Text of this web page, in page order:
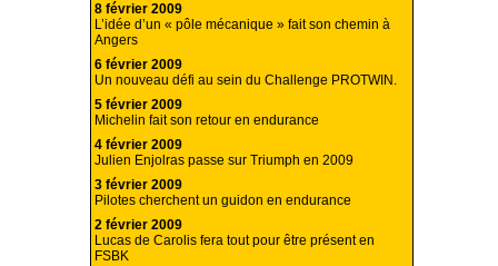
8 février 2009
L’idée d’un « pôle mécanique » fait son chemin à
Angers
6 février 2009
Un nouveau défi au sein du Challenge PROTWIN.
5 février 2009
Michelin fait son retour en endurance
4 février 2009
Julien Enjolras passe sur Triumph en 2009
3 février 2009
Pilotes cherchent un guidon en endurance
2 février 2009
Lucas de Carolis fera tout pour être présent en
FSBK